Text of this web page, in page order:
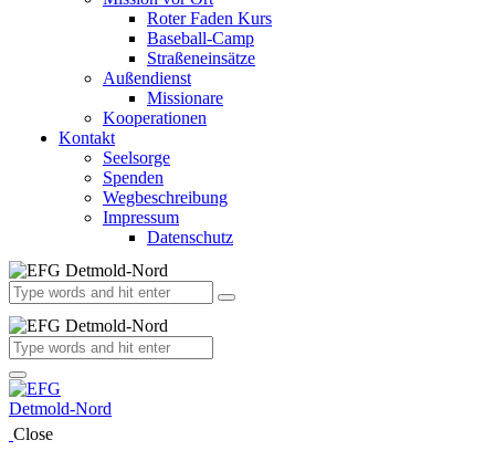
Roter Faden Kurs
Baseball-Camp
Straßeneinsätze
Außendienst
Missionare
Kooperationen
Kontakt
Seelsorge
Spenden
Wegbeschreibung
Impressum
Datenschutz
Close